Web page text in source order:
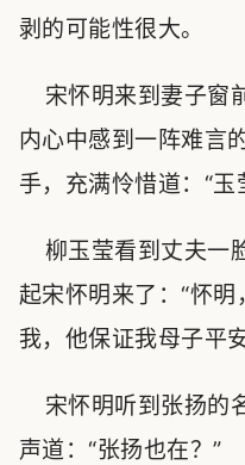
剥的可能性很大。
宋怀明来到妻子窗
内心中感到一阵难言
手，充满怜惜道：“
柳玉莹看到丈夫一
起宋怀明来了：“怀
我，他保证我母子平
宋怀明听到张扬的
声道：“张扬也在？”